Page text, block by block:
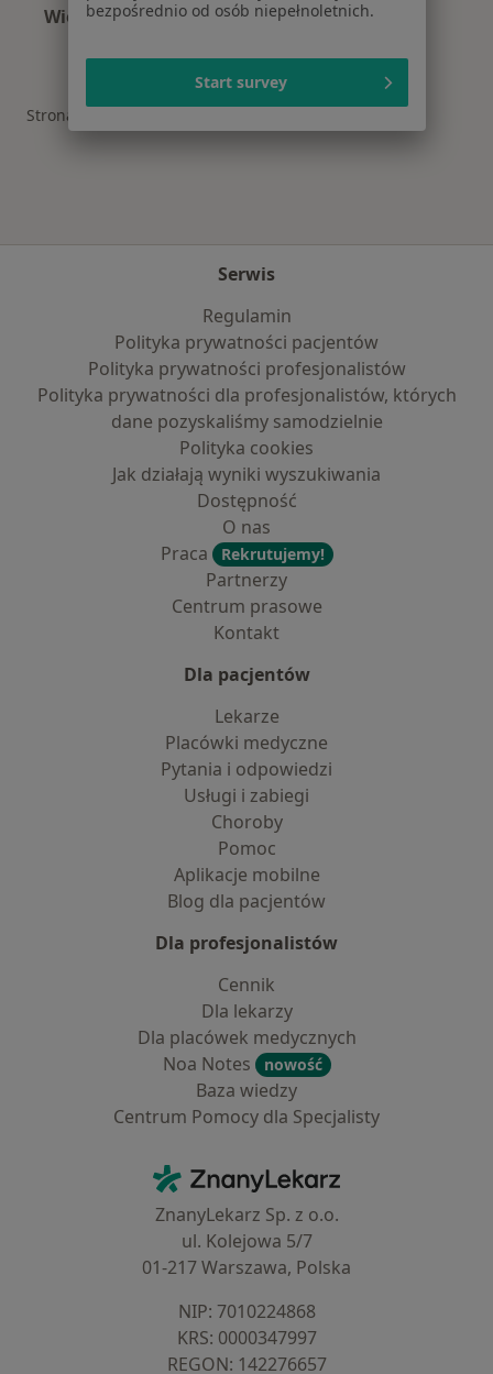
Więcej (8)
Strona Główna
Serwis
Regulamin
Polityka prywatności pacjentów
Polityka prywatności profesjonalistów
Polityka prywatności dla profesjonalistów, których
dane pozyskaliśmy samodzielnie
Polityka cookies
Jak działają wyniki wyszukiwania
Dostępność
O nas
Praca
Rekrutujemy!
Partnerzy
Centrum prasowe
Kontakt
Dla pacjentów
Lekarze
Placówki medyczne
Pytania i odpowiedzi
Usługi i zabiegi
Choroby
Pomoc
Aplikacje mobilne
Blog dla pacjentów
Dla profesjonalistów
Cennik
Dla lekarzy
Dla placówek medycznych
Noa Notes
nowość
Baza wiedzy
Centrum Pomocy dla Specjalisty
ZnanyLekarz - Strona główna
ZnanyLekarz Sp. z o.o.
ul. Kolejowa 5/7
01-217 Warszawa, Polska
NIP: ⁠7010224868
KRS: ⁠0000347997
REGON: ⁠142276657
bezpośrednio od osób niepełnoletnich.
Start survey